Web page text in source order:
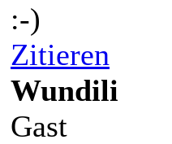
:-)
Zitieren
Wundili
Gast